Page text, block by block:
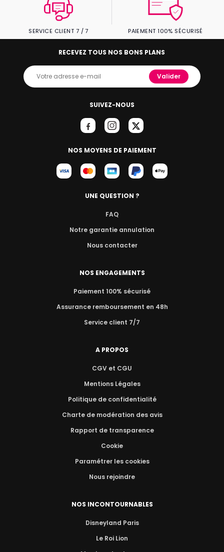
SERVICE CLIENT 7 / 7 PAIEMENT 100% SÉCURISÉ
SUIVEZ-NOUS
NOS MOYENS DE PAIEMENT
RECEVEZ TOUS NOS BONS PLANS
Valider
UNE QUESTION ?
FAQ
Notre garantie annulation
Nous contacter
NOS ENGAGEMENTS
Paiement 100% sécurisé
Assurance remboursement en 48h
Service client 7/7
A PROPOS
CGV et CGU
Mentions Légales
Politique de confidentialité
Charte de modération des avis
Rapport de transparence
Cookie
Paramétrer les cookies
Nous rejoindre
NOS INCONTOURNABLES
Disneyland Paris
Le Roi Lion